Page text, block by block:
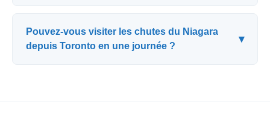
Pouvez-vous visiter les chutes du Niagara
depuis Toronto en une journée ?
▾